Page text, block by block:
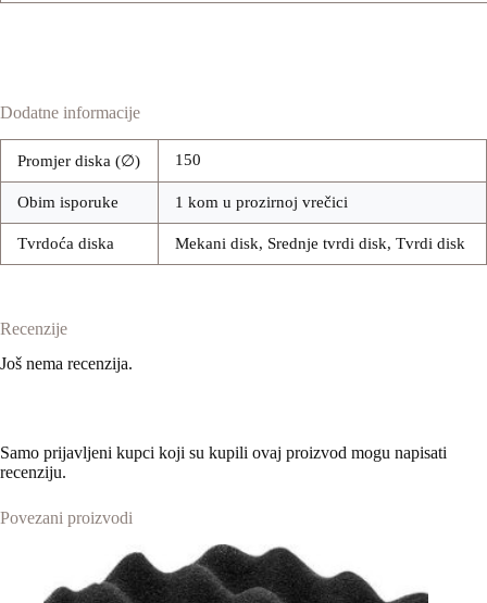
Dodatne informacije
Promjer diska (∅) 150
Obim isporuke 1 kom u prozirnoj vrečici
Tvrdoća diska Mekani disk, Srednje tvrdi disk, Tvrdi disk
Recenzije
Još nema recenzija.
Samo prijavljeni kupci koji su kupili ovaj proizvod mogu napisati
recenziju.
Povezani proizvodi